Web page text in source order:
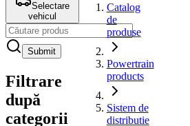
Selectare
vehicul
Submit
Filtrare
după
categorii
Catalog
de
produse
Powertrain
products
Sistem de
distributie